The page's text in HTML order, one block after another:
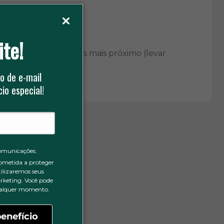
de e-mail
especial!
a proteger
seus
Você pode
momento.
toxicológicas mais próximo (levar